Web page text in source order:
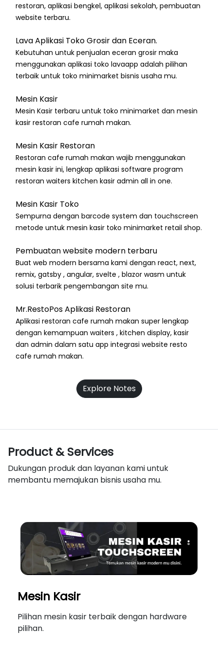
restoran, aplikasi bengkel, aplikasi sekolah, pembuatan
website terbaru.
Lava Aplikasi Toko Grosir dan Eceran.
Kebutuhan untuk penjualan eceran grosir maka
menggunakan aplikasi toko lavaapp adalah pilihan
terbaik untuk toko minimarket bisnis usaha mu.
Mesin Kasir
Mesin Kasir terbaru untuk toko minimarket dan mesin
kasir restoran cafe rumah makan.
Mesin Kasir Restoran
Restoran cafe rumah makan wajib menggunakan
mesin kasir ini, lengkap aplikasi software program
restoran waiters kitchen kasir admin all in one.
Mesin Kasir Toko
Sempurna dengan barcode system dan touchscreen
metode untuk mesin kasir toko minimarket retail shop.
Pembuatan website modern terbaru
Buat web modern bersama kami dengan react, next,
remix, gatsby , angular, svelte , blazor wasm untuk
solusi terbarik pengembangan site mu.
Mr.RestoPos Aplikasi Restoran
Aplikasi restoran cafe rumah makan super lengkap
dengan kemampuan waiters , kitchen display, kasir
dan admin dalam satu app integrasi website resto
cafe rumah makan.
Explore Notes
Product & Services
Dukungan produk dan layanan kami untuk
membantu memajukan bisnis usaha mu.
Mesin Kasir
Pilihan mesin kasir terbaik dengan hardware
pilihan.